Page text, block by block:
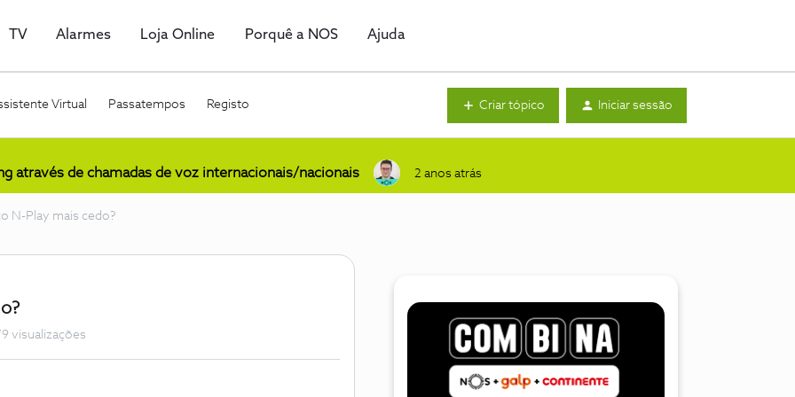
TV Alarmes Loja Online Porquê a NOS Ajuda
Virtual Passatempos Registo Criar tópico Iniciar sessão
através de chamadas de voz internacionais/nacionais 2 anos atrás
N-Play mais cedo?
visualizações